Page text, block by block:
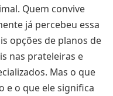
Quem convive
já percebeu essa
opções de planos de
nas prateleiras e
Mas o que
e o que ele significa